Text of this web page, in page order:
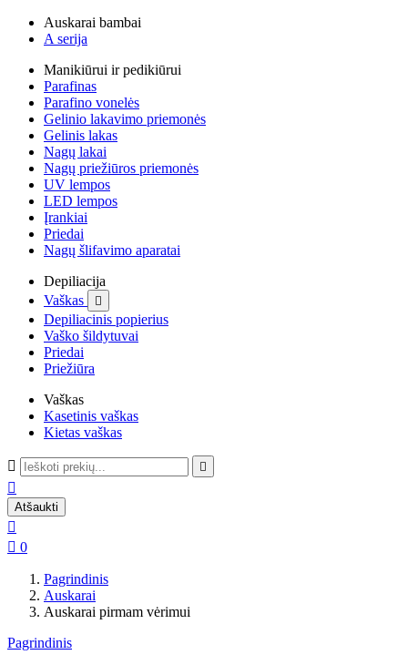
Auskarai bambai
A serija
Manikiūrui ir pedikiūrui
Parafinas
Parafino vonelės
Gelinio lakavimo priemonės
Gelinis lakas
Nagų lakai
Nagų priežiūros priemonės
UV lempos
LED lempos
Įrankiai
Priedai
Nagų šlifavimo aparatai
Depiliacija
Vaškas

Depiliacinis popierius
Vaško šildytuvai
Priedai
Priežiūra
Vaškas
Kasetinis vaškas
Kietas vaškas
 

Atšaukti

 0
Pagrindinis
Auskarai
Auskarai pirmam vėrimui
Pagrindinis